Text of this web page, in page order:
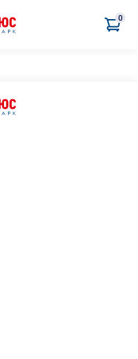
0